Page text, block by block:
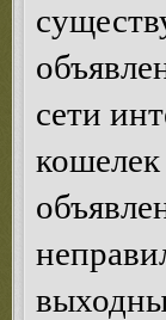
сети
кошелек